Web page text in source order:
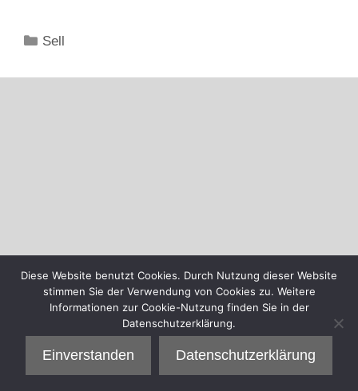
Kategorien
Sell
Diese Website benutzt Cookies. Durch Nutzung dieser Website
stimmen Sie der Verwendung von Cookies zu. Weitere
Informationen zur Cookie-Nutzung finden Sie in der
Datenschutzerklärung.
Einverstanden Datenschutzerklärung